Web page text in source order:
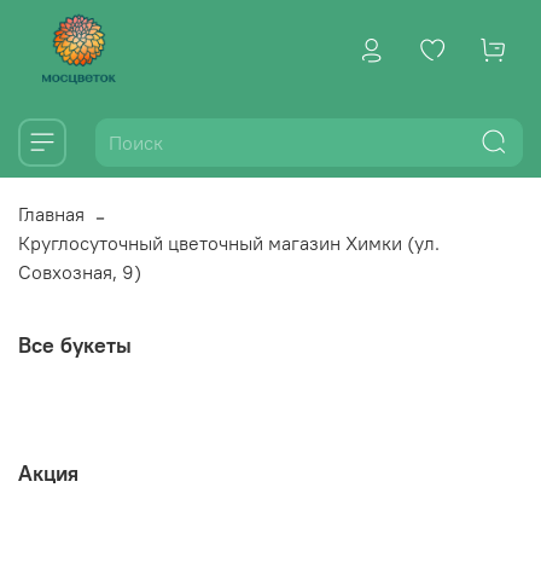
Главная
Круглосуточный цветочный магазин Химки (ул.
Совхозная, 9)
Все букеты
Акция